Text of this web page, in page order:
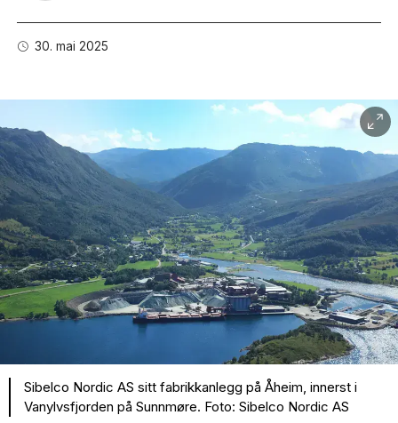
30. mai 2025
Sibelco Nordic AS sitt fabrikkanlegg på Åheim, innerst i
Vanylvsfjorden på Sunnmøre. Foto: Sibelco Nordic AS